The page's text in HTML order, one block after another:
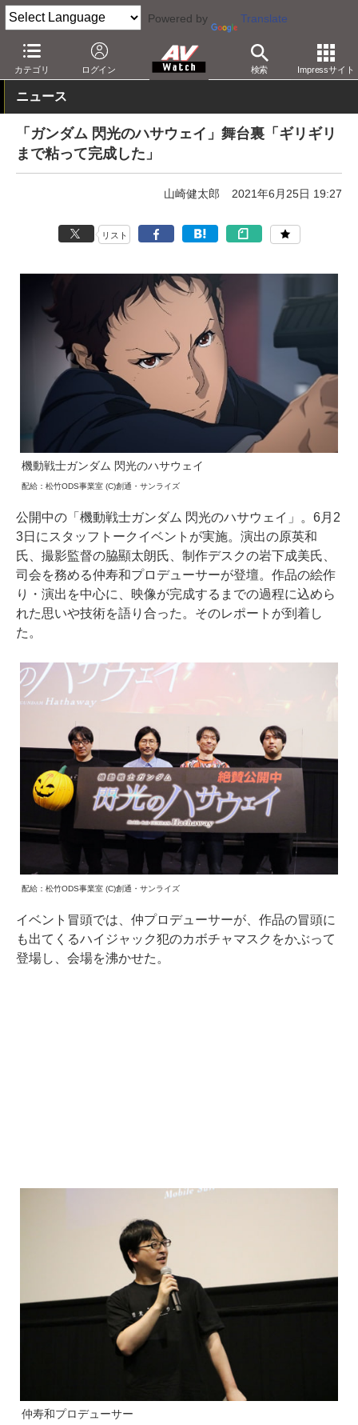
Powered by Translate
カテゴリ ログイン 検索 Impressサイト
AV Watch コンテンツ・サービス 映画 映画作品
ニュース
「ガンダム 閃光のハサウェイ」舞台裏「ギリギリ
まで粘って完成した」
山崎健太郎 2021年6月25日 19:27
リスト
機動戦士ガンダム 閃光のハサウェイ
配給：松竹ODS事業室 (C)創通・サンライズ
公開中の「機動戦士ガンダム 閃光のハサウェイ」。6月2
3日にスタッフトークイベントが実施。演出の原英和
氏、撮影監督の脇顯太朗氏、制作デスクの岩下成美氏、
司会を務める仲寿和プロデューサーが登壇。作品の絵作
り・演出を中心に、映像が完成するまでの過程に込めら
れた思いや技術を語り合った。そのレポートが到着し
た。
配給：松竹ODS事業室 (C)創通・サンライズ
イベント冒頭では、仲プロデューサーが、作品の冒頭に
も出てくるハイジャック犯のカボチャマスクをかぶって
登場し、会場を沸かせた。
仲寿和プロデューサー